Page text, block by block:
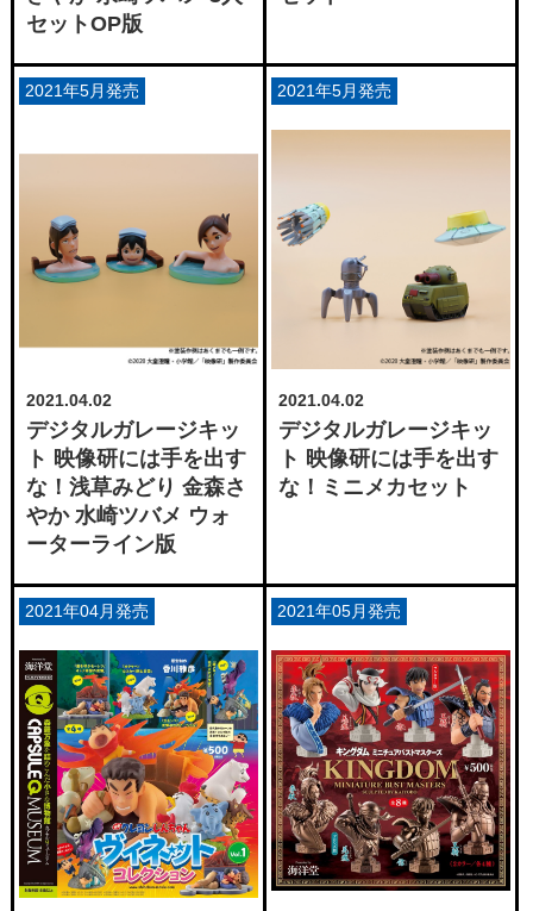
セットOP版
2021.04.02
デジタルガレージキッ
ト 映像研には手を出す
な！浅草みどり 金森さ
やか 水崎ツバメ ウォ
ーターライン版
2021年5月発売
2021.04.02
デジタルガレージキッ
ト 映像研には手を出す
な！ミニメカセット
2021年5月発売
2021年04月発売 2021年05月発売